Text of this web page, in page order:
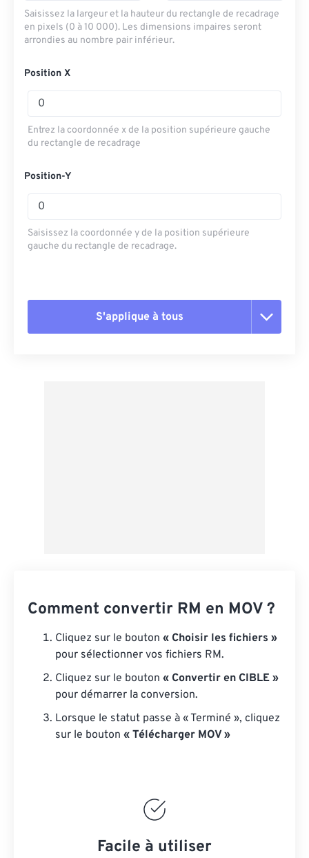
Saisissez la largeur et la hauteur du rectangle de recadrage
en pixels (0 à 10 000). Les dimensions impaires seront
arrondies au nombre pair inférieur.
Position X
Entrez la coordonnée x de la position supérieure gauche
du rectangle de recadrage
Position-Y
Saisissez la coordonnée y de la position supérieure
gauche du rectangle de recadrage.
S'applique à tous
Comment convertir RM en MOV ?
Cliquez sur le bouton « Choisir les fichiers »
pour sélectionner vos fichiers RM.
Cliquez sur le bouton « Convertir en CIBLE »
pour démarrer la conversion.
Lorsque le statut passe à « Terminé », cliquez
sur le bouton « Télécharger MOV »
Facile à utiliser